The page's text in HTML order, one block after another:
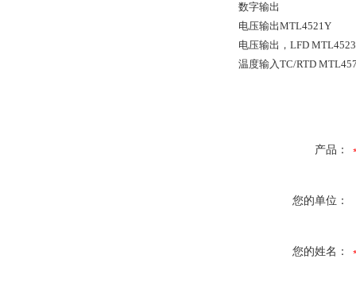
数字输出
电压输出MTL4521Y
电压输出，LFD
温度输入TC/RTD
产品：
您的单位：
您的姓名：